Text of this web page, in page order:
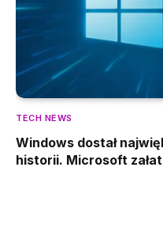
TECH NEWS
Windows dostał
historii. Microsoft